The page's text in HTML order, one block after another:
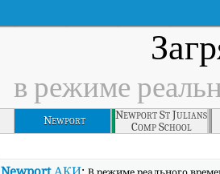
в режиме
Newport
Newport St Julians
Comp School
NewportАКИ: